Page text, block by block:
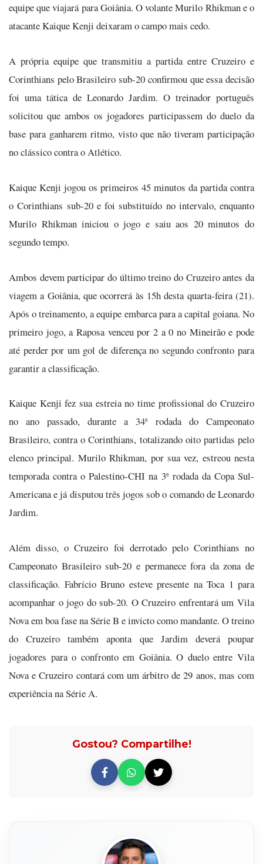
equipe que viajará para Goiânia. O volante Murilo Rhikman e o
atacante Kaique Kenji deixaram o campo mais cedo.
A própria equipe que transmitiu a partida entre Cruzeiro e
Corinthians pelo Brasileiro sub-20 confirmou que essa decisão
foi uma tática de Leonardo Jardim. O treinador português
solicitou que ambos os jogadores participassem do duelo da
base para ganharem ritmo, visto que não tiveram participação
no clássico contra o Atlético.
Kaique Kenji jogou os primeiros 45 minutos da partida contra
o Corinthians sub-20 e foi substituído no intervalo, enquanto
Murilo Rhikman iniciou o jogo e saiu aos 20 minutos do
segundo tempo.
Ambos devem participar do último treino do Cruzeiro antes da
viagem a Goiânia, que ocorrerá às 15h desta quarta-feira (21).
Após o treinamento, a equipe embarca para a capital goiana. No
primeiro jogo, a Raposa venceu por 2 a 0 no Mineirão e pode
até perder por um gol de diferença no segundo confronto para
garantir a classificação.
Kaique Kenji fez sua estreia no time profissional do Cruzeiro
no ano passado, durante a 34ª rodada do Campeonato
Brasileiro, contra o Corinthians, totalizando oito partidas pelo
elenco principal. Murilo Rhikman, por sua vez, estreou nesta
temporada contra o Palestino-CHI na 3ª rodada da Copa Sul-
Americana e já disputou três jogos sob o comando de Leonardo
Jardim.
Além disso, o Cruzeiro foi derrotado pelo Corinthians no
Campeonato Brasileiro sub-20 e permanece fora da zona de
classificação. Fabrício Bruno esteve presente na Toca 1 para
acompanhar o jogo do sub-20. O Cruzeiro enfrentará um Vila
Nova em boa fase na Série B e invicto como mandante. O treino
do Cruzeiro também aponta que Jardim deverá poupar
jogadores para o confronto em Goiânia. O duelo entre Vila
Nova e Cruzeiro contará com um árbitro de 29 anos, mas com
experiência na Série A.
Gostou? Compartilhe!